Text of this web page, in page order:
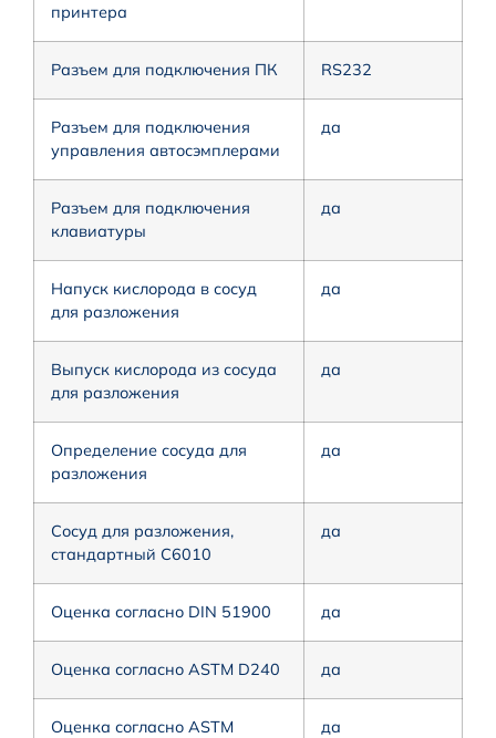
принтера
Разъем для подключения ПК RS232
Разъем для подключения
управления автосэмплерами
да
Разъем для подключения
клавиатуры
да
Напуск кислорода в сосуд
для разложения
да
Выпуск кислорода из сосуда
для разложения
да
Определение сосуда для
разложения
да
Сосуд для разложения,
стандартный С6010
да
Оценка согласно DIN 51900 да
Оценка согласно ASTM D240 да
Оценка согласно ASTM
да